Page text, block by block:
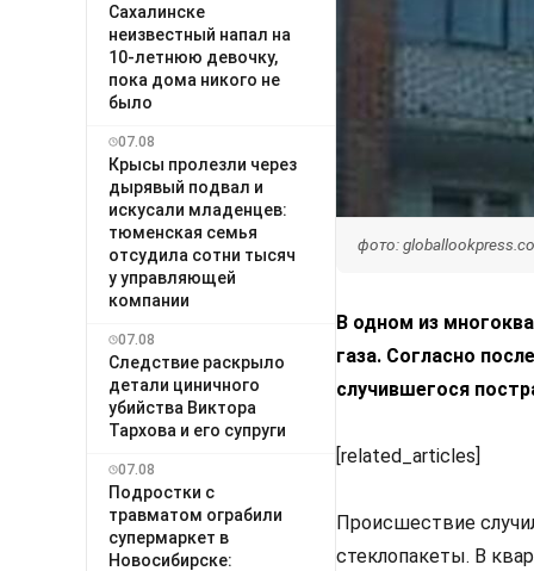
Сахалинске
неизвестный напал на
10-летнюю девочку,
пока дома никого не
было
07.08
Крысы пролезли через
дырявый подвал и
искусали младенцев:
тюменская семья
отсудила сотни тысяч
у управляющей
компании
07.08
Следствие раскрыло
детали циничного
убийства Виктора
Тархова и его супруги
07.08
Подростки с
травматом ограбили
супермаркет в
Новосибирске:
фото:
В одном из
газа. Согласно
случившегося
[related_articles]
Происшествие
стеклопакеты. В